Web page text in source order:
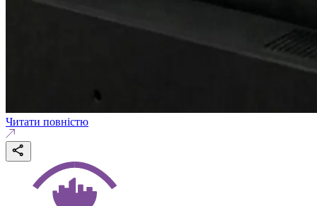
Читати повністю